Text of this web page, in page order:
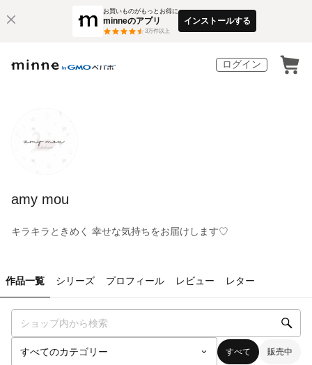
お買いものがもっとお得に
minneのアプリ
3万件以上
インストールする
ログイン
amy mou
キラキラときめく 幸せな気持ちをお届けします♡
作品一覧 シリーズ プロフィール レビュー レター
すべて 販売中